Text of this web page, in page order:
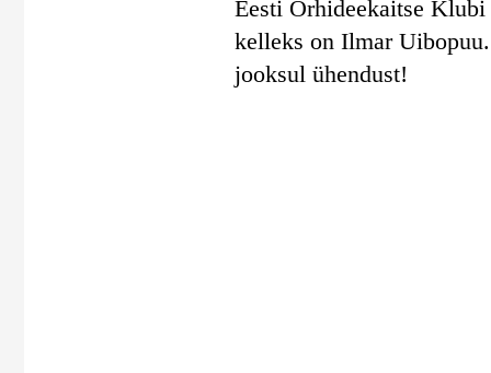
Eesti Orhideekaitse
kelleks on Ilmar
jooksul ühendust!